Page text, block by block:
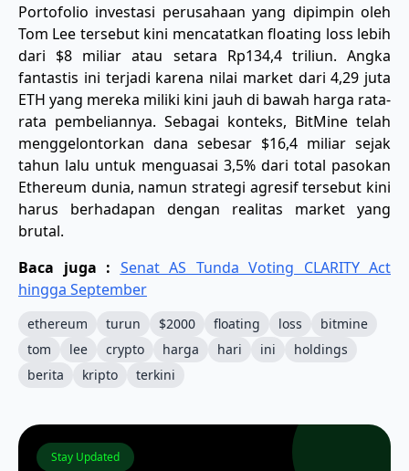
​Portofolio investasi perusahaan yang dipimpin oleh
Tom Lee tersebut kini mencatatkan floating loss lebih
dari $8 miliar atau setara Rp134,4 triliun. Angka
fantastis ini terjadi karena nilai market dari 4,29 juta
ETH yang mereka miliki kini jauh di bawah harga rata-
rata pembeliannya. Sebagai konteks, BitMine telah
menggelontorkan dana sebesar $16,4 miliar sejak
tahun lalu untuk menguasai 3,5% dari total pasokan
Ethereum dunia, namun strategi agresif tersebut kini
harus berhadapan dengan realitas market yang
brutal.
Baca juga : Senat AS Tunda Voting CLARITY Act
hingga September
ethereum turun $2000 floating loss
bitmine
tom
lee crypto harga hari ini
holdings
berita
kripto terkini
Stay Updated